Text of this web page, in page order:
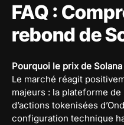
FAQ :
rebond de
Pourquoi le prix de
Le marché réagit
majeurs : la plateforme
d’actions tokenisées
configuration technique